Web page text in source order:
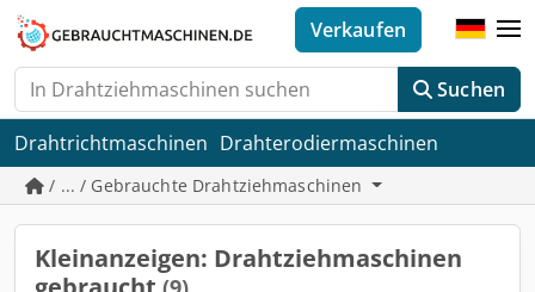
Suchen
Verkaufen
Drahtrichtmaschinen Drahterodiermaschinen
/ ... / Gebrauchte Drahtziehmaschinen
Kleinanzeigen: Drahtziehmaschinen